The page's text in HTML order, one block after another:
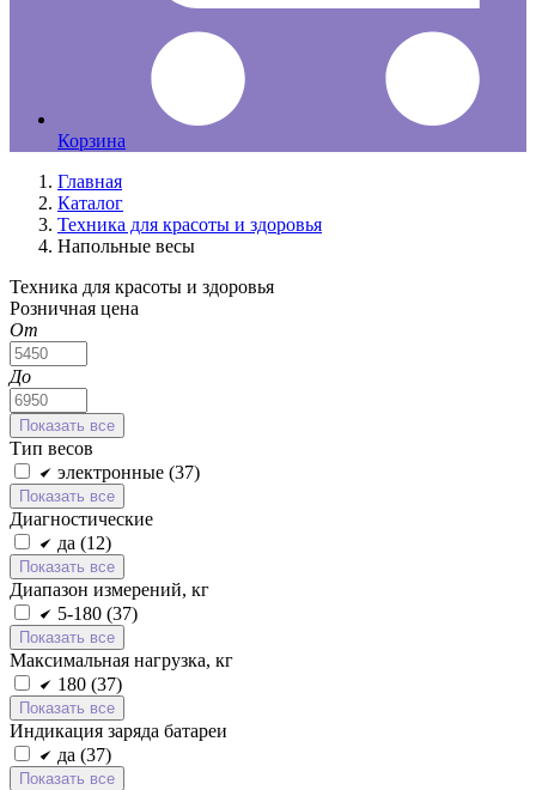
Корзина
Главная
Каталог
Техника для красоты и здоровья
Напольные весы
Техника для красоты и здоровья
Розничная цена
От
До
Показать все
Тип весов
электронные (37)
Показать все
Диагностические
да (12)
Показать все
Диапазон измерений, кг
5-180 (37)
Показать все
Максимальная нагрузка, кг
180 (37)
Показать все
Индикация заряда батареи
да (37)
Показать все